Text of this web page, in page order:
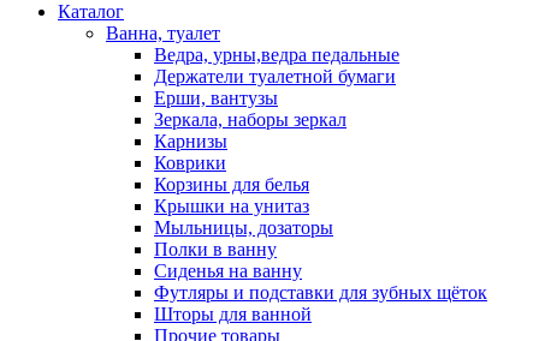
Каталог
Ванна, туалет
Ведра, урны,ведра педальные
Держатели туалетной бумаги
Ерши, вантузы
Зеркала, наборы зеркал
Карнизы
Коврики
Корзины для белья
Крышки на унитаз
Мыльницы, дозаторы
Полки в ванну
Сиденья на ванну
Футляры и подставки для зубных щёток
Шторы для ванной
Прочие товары